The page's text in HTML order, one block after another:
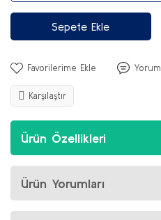
Sepete Ekle
Karşılaştır
Ürün Özellikleri
Ürün Yorumları